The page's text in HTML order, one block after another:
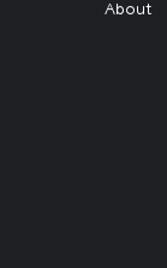
About